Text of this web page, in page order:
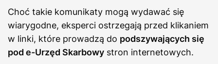
Choć takie komunikaty mogą wydawać się
wiarygodne, eksperci ostrzegają przed klikaniem
w linki, które prowadzą do podszywających się
pod e-Urzęd Skarbowy stron internetowych.